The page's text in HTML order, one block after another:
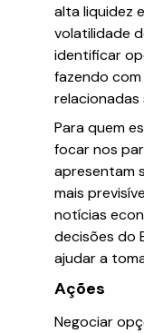
alta liquidez
volatilidade
identificar
fazendo
relacionadas
Para quem
focar nos
apresentam
mais
notícias
decisões do
ajudar a
Ações
Negociar